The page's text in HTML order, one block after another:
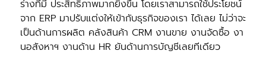
ร่างที่มี ประสิทธิภาพมากยิ่งขึ้น โดยเราสามารถใช้ประโยชน์
จาก ERP มาปรับแต่งให้เข้ากับธุรกิจของเรา ได้เลย ไม่ว่าจะ
เป็นด้านการผลิต คลังสินค้า CRM งานขาย งานจัดซื้อ งา
นอสังหาฯ งานด้าน HR ยันด้านการบัญชีเลยทีเดียว